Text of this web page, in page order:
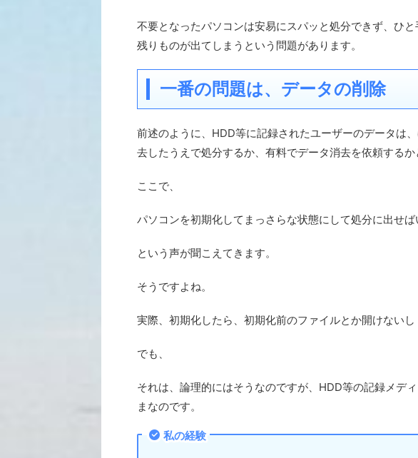
不要となったパソコンは安易にスパッと処分できず、ひと
残りものが出てしまうという問題があります。
一番の問題は、データの削除
前述のように、HDD等に記録されたユーザーのデータは
去したうえで処分するか、有料でデータ消去を依頼するか
ここで、
パソコンを初期化してまっさらな状態にして処分に出せば
という声が聞こえてきます。
そうですよね。
実際、初期化したら、初期化前のファイルとか開けないし
でも、
それは、論理的にはそうなのですが、HDD等の記録メデ
まなのです。
私の経験